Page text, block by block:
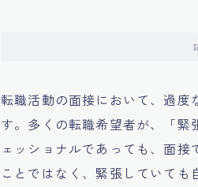
転職活動の面接において、過度
す。多くの転職希望者が、「緊
ェッショナルであっても、面
ことではなく、緊張していて